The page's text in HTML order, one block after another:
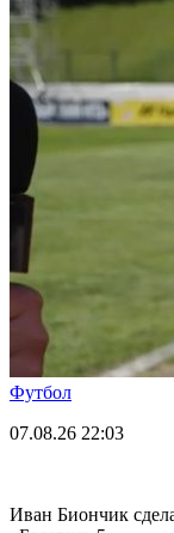
Футбол
07.08.26 22:03
Иван Биончик